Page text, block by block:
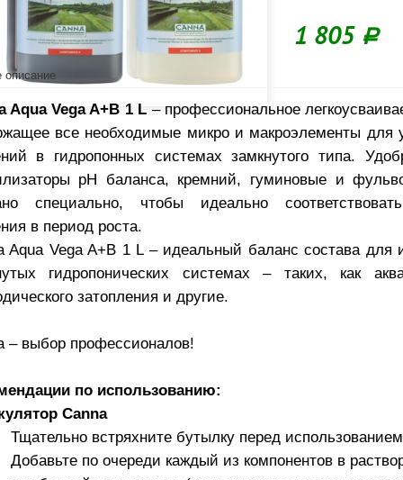
1 805 Р
описание
Aqua Vega A+B 1 L – профессиональное
все необходимые микро и макроэлементы для
в гидропонных системах замкнутого типа.
pH баланса, кремний, гуминовые и
специально, чтобы идеально
в период роста.
Aqua Vega A+B 1 L – идеальный баланс состава для
гидропонических системах – таких, как
затопления и другие.
– выбор профессионалов!
по использованию:
Canna
Тщательно встряхните бутылку перед
Добавьте по очереди каждый из компонентов в